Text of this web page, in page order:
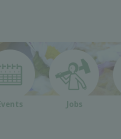
Jobs